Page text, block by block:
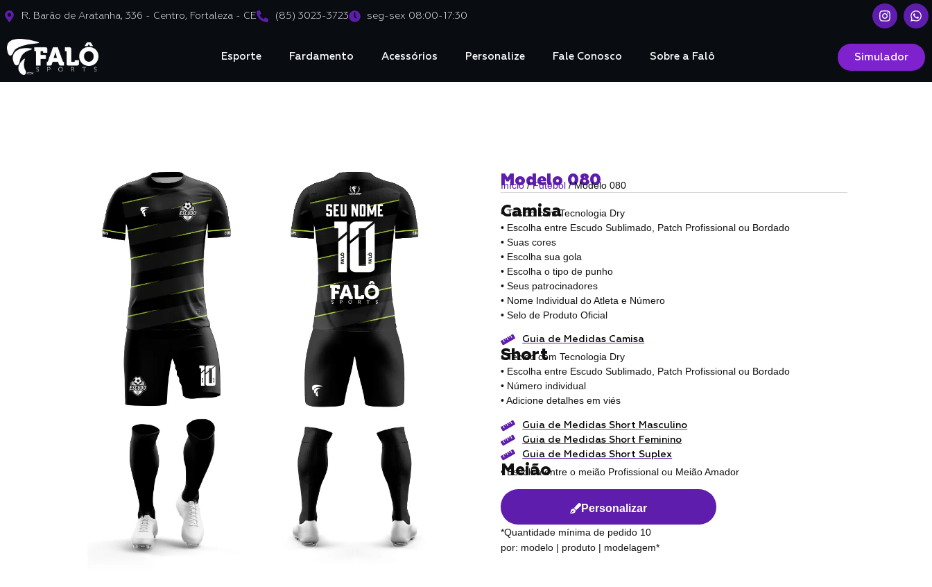
R. Barão de Aratanha, 336 - Centro, Fortaleza - CE (85) 3023-3723 seg-sex 08:00-17:30
Esporte Fardamento Acessórios Personalize Fale Conosco Sobre a Falô Simulador
Modelo 080
Início/Futebol/ Modelo 080
Camisa
• Tecido com Tecnologia Dry
• Escolha entre Escudo Sublimado, Patch Profissional ou Bordado
• Suas cores
• Escolha sua gola
• Escolha o tipo de punho
• Seus patrocinadores
• Nome Individual do Atleta e Número
• Selo de Produto Oficial
Guia de Medidas Camisa
Short
• Tecido com Tecnologia Dry
• Escolha entre Escudo Sublimado, Patch Profissional ou Bordado
• Número individual
• Adicione detalhes em viés
Guia de Medidas Short Masculino
Guia de Medidas Short Feminino
Guia de Medidas Short Suplex
Meião
• Escolha entre o meião Profissional ou Meião Amador
Personalizar
*Quantidade mínima de pedido 10
por: modelo | produto | modelagem*